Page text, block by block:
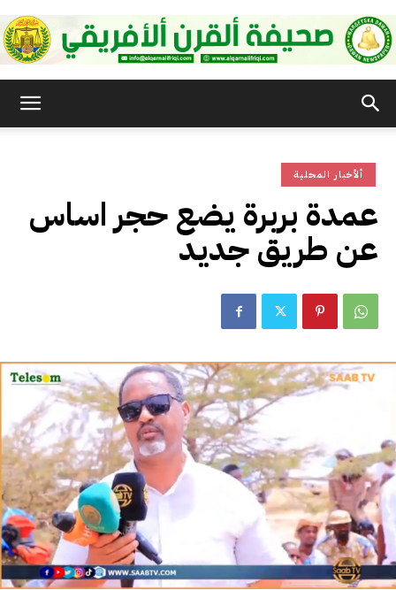
الأفريقي
ألأخبار المحلية
عمدة بربرة يضع حجر اساس
عن طريق جديد